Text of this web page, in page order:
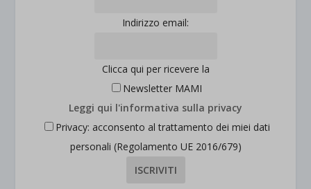
Indirizzo email:
Clicca qui per ricevere la
Newsletter MAMI
Leggi qui l'informativa sulla privacy
Privacy: acconsento al trattamento dei miei dati
personali (Regolamento UE 2016/679)